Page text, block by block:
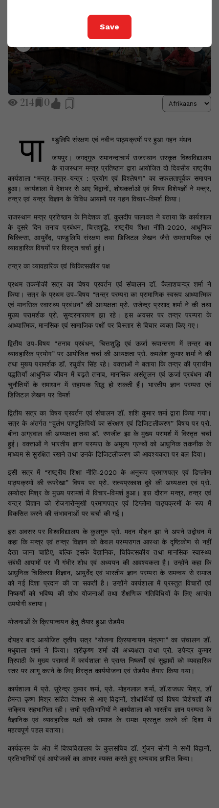
Save
214 0
पा ण्डुलिपि संरक्षण एवं नवीन पाठ्यक्रमों पर हुआ गहन मंथन
जयपुर। जगद्गुरु रामानन्दाचार्य राजस्थान संस्कृत विश्वविद्यालय
के राजस्थान मन्त्र प्रतिष्ठान द्वारा आयोजित दो दिवसीय राष्ट्रीय
कार्यशाला “मन्त्र-तन्त्र-यन्त्र : प्रयोग एवं विश्लेषण” का सफलतापूर्वक समापन
हुआ। कार्यशाला में देशभर से आए विद्वानों, शोधकर्ताओं एवं विषय विशेषज्ञों ने मन्त्र,
तन्त्र एवं यन्त्र विज्ञान के विविध आयामों पर गहन विचार-विमर्श किया।
राजस्थान मन्त्र प्रतिष्ठान के निदेशक डॉ. कुलदीप पालावत ने बताया कि कार्यशाला
के दूसरे दिन तनाव प्रबंधन, चित्तशुद्धि, राष्ट्रीय शिक्षा नीति-2020, आधुनिक
चिकित्सा, आयुर्वेद, पाण्डुलिपि संरक्षण तथा डिजिटल लेखन जैसे समसामयिक एवं
व्यावहारिक विषयों पर विस्तृत चर्चा हुई।
तन्त्र का व्यावहारिक एवं चिकित्सकीय पक्ष
प्रथम तकनीकी सत्र का विषय प्रवर्तन एवं संचालन डॉ. कैलाशचन्द्र शर्मा ने
किया। सत्र के प्रथम उप-विषय “तन्त्र परम्परा का प्रामाणिक स्वरूप आध्यात्मिक
एवं मानसिक स्वास्थ्य प्रबंधन” की अध्यक्षता प्रो. राजेन्द्र प्रसाद शर्मा ने की तथा
मुख्य परामर्शक प्रो. सुन्दरनारायण झा रहे। इस अवसर पर तन्त्र परम्परा के
आध्यात्मिक, मानसिक एवं सामाजिक पक्षों पर विस्तार से विचार व्यक्त किए गए।
द्वितीय उप-विषय “तनाव प्रबंधन, चित्तशुद्धि एवं ऊर्जा रूपान्तरण में तन्त्र का
व्यावहारिक प्रयोग” पर आयोजित चर्चा की अध्यक्षता प्रो. कमलेश कुमार शर्मा ने की
तथा मुख्य परामर्शक डॉ. रघुवीर सिंह रहे। वक्ताओं ने बताया कि तन्त्र की प्राचीन
पद्धतियाँ आधुनिक जीवन में बढ़ते तनाव, मानसिक असंतुलन एवं ऊर्जा प्रबंधन की
चुनौतियों के समाधान में सहायक सिद्ध हो सकती हैं। भारतीय ज्ञान परम्परा एवं
डिजिटल लेखन पर विमर्श
द्वितीय सत्र का विषय प्रवर्तन एवं संचालन डॉ. शशि कुमार शर्मा द्वारा किया गया।
सत्र के अंतर्गत “दुर्लभ पाण्डुलिपियों का संरक्षण एवं डिजिटलीकरण” विषय पर प्रो.
बीना अग्रवाल की अध्यक्षता तथा डॉ. रणजीत झा के मुख्य परामर्श में विस्तृत चर्चा
हुई। वक्ताओं ने भारतीय ज्ञान परम्परा के अमूल्य ग्रन्थों को आधुनिक तकनीक के
माध्यम से सुरक्षित रखने तथा उनके डिजिटलीकरण की आवश्यकता पर बल दिया।
इसी सत्र में “राष्ट्रीय शिक्षा नीति-2020 के अनुरूप प्रमाणपत्र एवं डिप्लोमा
पाठ्यक्रमों की रूपरेखा” विषय पर प्रो. सत्यप्रकाश दुबे की अध्यक्षता एवं प्रो.
लम्बोदर मिश्र के मुख्य परामर्श में विचार-विमर्श हुआ। इस दौरान मन्त्र, तन्त्र एवं
यन्त्र विज्ञान को रोजगारोन्मुखी प्रमाणपत्र एवं डिप्लोमा पाठ्यक्रमों के रूप में
विकसित करने की संभावनाओं पर चर्चा की गई।
इस अवसर पर विश्वविद्यालय के कुलगुरु प्रो. मदन मोहन झा ने अपने उद्बोधन में
कहा कि मन्त्र एवं तन्त्र विज्ञान को केवल परम्परागत आस्था के दृष्टिकोण से नहीं
देखा जाना चाहिए, बल्कि इसके वैज्ञानिक, चिकित्सकीय तथा मानसिक स्वास्थ्य
संबंधी आयामों पर भी गंभीर शोध एवं अध्ययन की आवश्यकता है। उन्होंने कहा कि
आधुनिक चिकित्सा विज्ञान, आयुर्वेद एवं भारतीय ज्ञान परम्परा के समन्वय से समाज
को नई दिशा प्रदान की जा सकती है। उन्होंने कार्यशाला में प्रस्तुत विचारों एवं
निष्कर्षों को भविष्य की शोध योजनाओं तथा शैक्षणिक गतिविधियों के लिए अत्यंत
उपयोगी बताया।
योजनाओं के क्रियान्वयन हेतु तैयार हुआ रोडमैप
दोपहर बाद आयोजित तृतीय सत्र “योजना क्रियान्वयन मंत्रणा” का संचालन डॉ.
मधुबाला शर्मा ने किया। श्रीकृष्ण शर्मा की अध्यक्षता तथा प्रो. उपेन्द्र कुमार
त्रिपाठी के मुख्य परामर्श में कार्यशाला से प्राप्त निष्कर्षों एवं सुझावों को व्यवहारिक
स्तर पर लागू करने के लिए विस्तृत कार्ययोजना एवं रोडमैप तैयार किया गया।
कार्यशाला में प्रो. सुरेन्द्र कुमार शर्मा, प्रो. मोहनलाल शर्मा, डॉ.राजधर मिश्र, डॉ
हेमन्त कृष्ण मिश्र सहित देशभर से आए विद्वानों, शोधार्थियों एवं विषय विशेषज्ञों की
सक्रिय सहभागिता रही। सभी प्रतिभागियों ने कार्यशाला को भारतीय ज्ञान परम्परा के
वैज्ञानिक एवं व्यावहारिक पक्षों को समाज के समक्ष प्रस्तुत करने की दिशा में
महत्वपूर्ण पहल बताया।
कार्यक्रम के अंत में विश्वविद्यालय के कुलसचिव डॉ. गुंजन सोनी ने सभी विद्वानों,
प्रतिभागियों एवं आयोजकों का आभार व्यक्त करते हुए धन्यवाद ज्ञापित किया।